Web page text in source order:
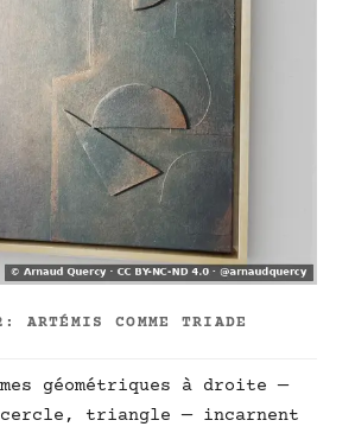
ARTÉMIS COMME TRIADE
géométriques à droite —
triangle — incarnent